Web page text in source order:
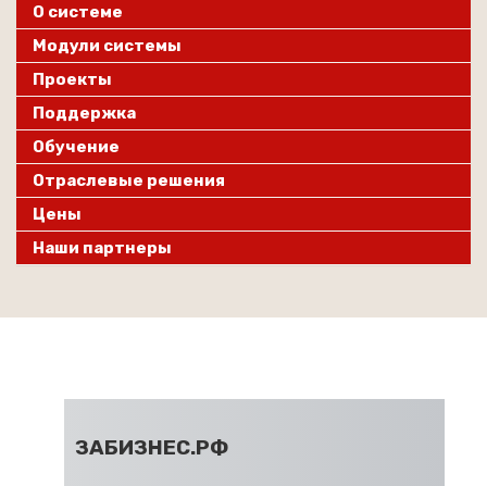
О системе
Модули системы
Проекты
Поддержка
Обучение
Отраслевые решения
Цены
Наши партнеры
ЗАБИЗНЕС.РФ